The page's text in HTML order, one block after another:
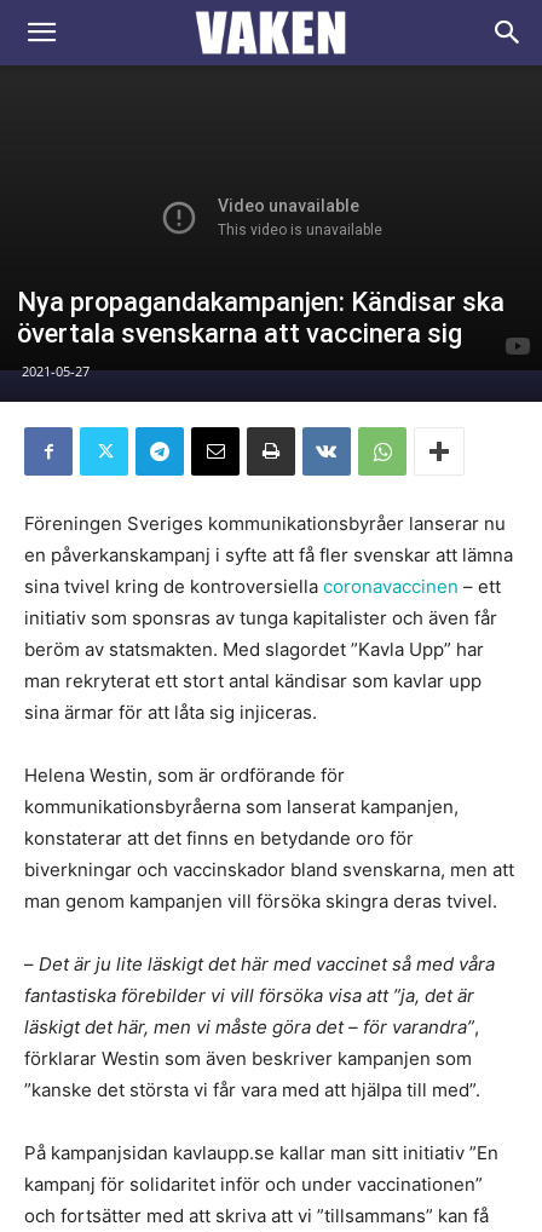
VAKEN.se
Nya propagandakampanjen: Kändisar ska
övertala svenskarna att vaccinera sig
2021-05-27
Föreningen Sveriges kommunikationsbyråer lanserar nu
en påverkanskampanj i syfte att få fler svenskar att lämna
sina tvivel kring de kontroversiella coronavaccinen – ett
initiativ som sponsras av tunga kapitalister och även får
beröm av statsmakten. Med slagordet ”Kavla Upp” har
man rekryterat ett stort antal kändisar som kavlar upp
sina ärmar för att låta sig injiceras.
Helena Westin, som är ordförande för
kommunikationsbyråerna som lanserat kampanjen,
konstaterar att det finns en betydande oro för
biverkningar och vaccinskador bland svenskarna, men att
man genom kampanjen vill försöka skingra deras tvivel.
– Det är ju lite läskigt det här med vaccinet så med våra
fantastiska förebilder vi vill försöka visa att ”ja, det är
läskigt det här, men vi måste göra det – för varandra”,
förklarar Westin som även beskriver kampanjen som
”kanske det största vi får vara med att hjälpa till med”.
På kampanjsidan kavlaupp.se kallar man sitt initiativ ”En
kampanj för solidaritet inför och under vaccinationen”
och fortsätter med att skriva att vi ”tillsammans” kan få